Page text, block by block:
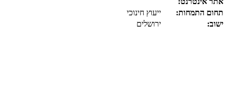
תחום התמחות:
ייעוץ חינוכי
ישוב:
ירושלים